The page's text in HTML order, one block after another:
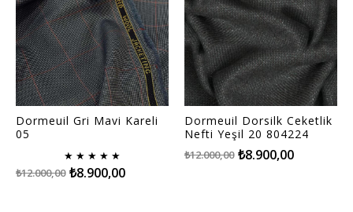
Dormeuil Gri Mavi Kareli
05
★ ★ ★ ★ ★
₺8.900,00
₺12.000,00
Dormeuil Dorsilk Ceketlik
Nefti Yeşil 20 804224
₺8.900,00
₺12.000,00